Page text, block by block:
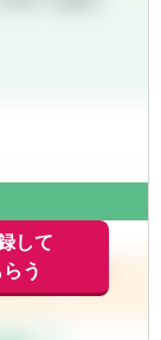
して
う